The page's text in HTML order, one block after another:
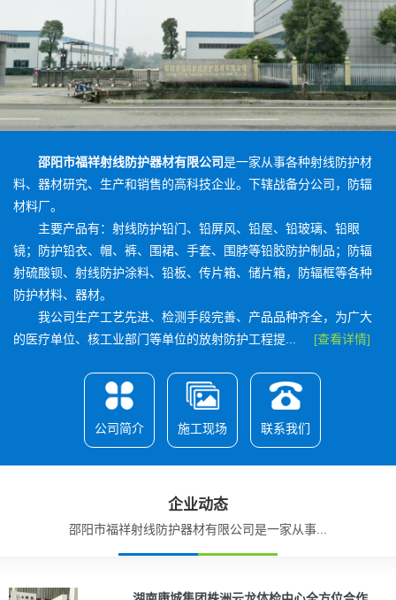
邵阳市福祥射线防护器材有限公司是一家从事各种射线防护材
料、器材研究、生产和销售的高科技企业。下辖战备分公司，防辐
材料厂。
主要产品有：射线防护铅门、铅屏风、铅屋、铅玻璃、铅眼
镜；防护铅衣、帽、裤、围裙、手套、围脖等铅胶防护制品；防辐
射硫酸钡、射线防护涂料、铅板、传片箱、储片箱，防辐框等各种
防护材料、器材。
我公司生产工艺先进、检测手段完善、产品品种齐全，为广大
的医疗单位、核工业部门等单位的放射防护工程提... [查看详情]
公司简介 施工现场 联系我们
企业动态
邵阳市福祥射线防护器材有限公司是一家从事...